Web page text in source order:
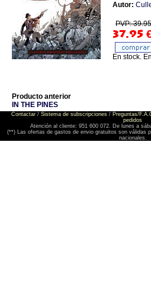
Autor:
PVP:
37.95
En stock.
Producto anterior
IN THE PINES
Contactar/ Sistema de subscripciones/ Preguntas/
pedidos
Atención al cliente: 951 600 072. De lunes a
(**) Las ofertas de gastos de envio gratuitos son válidas
nacionales.